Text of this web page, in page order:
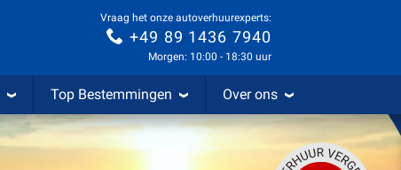
Vraag het onze autoverhuurexperts:
+49 89 1436 7940
Morgen: 10:00 - 18:30 uur
Top Bestemmingen Over ons